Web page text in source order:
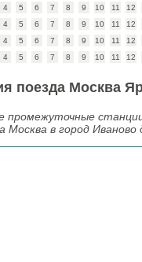
4 5 6 7 8 9 10 11 12
4 5 6 7 8 9 10 11 12
4 5 6 7 8 9 10 11 12
4 5 6 7 8 9 10 11 12
поезда Москва
промежуточные
Москва в город Иваново